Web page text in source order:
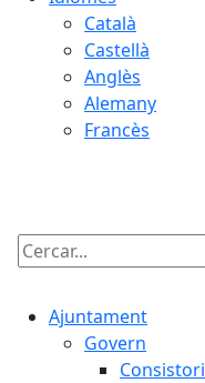
Català
Castellà
Anglès
Alemany
Francès
Cercar:
Ajuntament
Govern
Consistori